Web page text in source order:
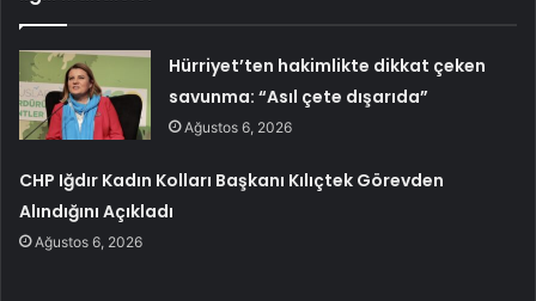
Hürriyet’ten hakimlikte dikkat çeken
savunma: “Asıl çete dışarıda”
Ağustos 6, 2026
CHP Iğdır Kadın Kolları Başkanı Kılıçtek Görevden
Alındığını Açıkladı
Ağustos 6, 2026